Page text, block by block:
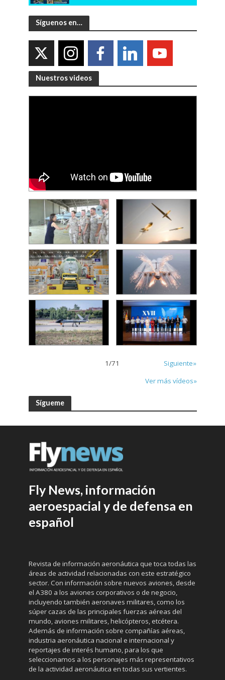
Síguenos en…
Nuestros videos
1/71
Siguiente»
Ver más vídeos»
Sígueme
Fly News, información
aeroespacial y de defensa en
español
Revista de información aeronáutica que toca todas las
áreas de actividad relacionadas con este estratégico
sector. Con información sobre nuevos aviones, desde
el A380 a los aviones corporativos o de negocio,
incluyendo también aeronaves militares, como los
súper cazas de las principales fuerzas aéreas del
mundo, aviones militares, helicópteros, etcétera.
Además de información sobre compañías aéreas,
industria aeronáutica nacional e internacional y
reportajes de interés humano, para los que
seleccionamos a los personajes más representativos
de la actividad aeronáutica en todas sus vertientes.